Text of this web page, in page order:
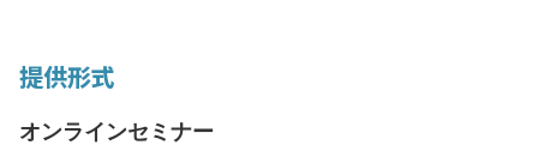
提供形式
オンラインセミナー